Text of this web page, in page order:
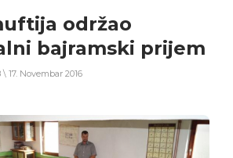
održao
bajramski prijem
17. Novembar 2016